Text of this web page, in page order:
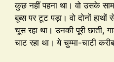
कुछ नहीं पहना था। वो उसके
बूब्स पर टूट पड़ा। वो दोनों
चूस रहा था। उनकी पूरी छाती,
चाट रहा था। ये चुम्मा-चाटी